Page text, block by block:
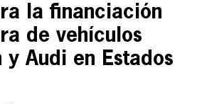
la financiación
de vehículos
y Audi en Estados